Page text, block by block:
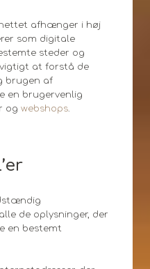
afhænger i høj
som digitale
steder og
at forstå de
brugen af
en brugervenlig
og webshops.
de oplysninger, der
en bestemt